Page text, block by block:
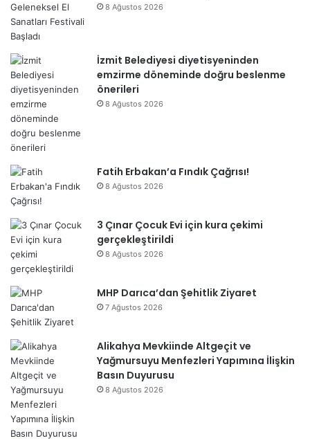
8 Ağustos 2026
İzmit Belediyesi diyetisyeninden
emzirme döneminde doğru beslenme
önerileri
8 Ağustos 2026
Fatih Erbakan’a Fındık Çağrısı!
8 Ağustos 2026
3 Çınar Çocuk Evi için kura çekimi
gerçekleştirildi
8 Ağustos 2026
MHP Darıca’dan Şehitlik Ziyaret
7 Ağustos 2026
Alikahya Mevkiinde Altgeçit ve
Yağmursuyu Menfezleri Yapımına İlişkin
Basın Duyurusu
8 Ağustos 2026